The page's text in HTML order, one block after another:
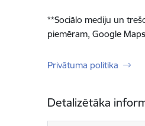
**Sociālo mediju un
piemēram, Google
Privātuma politika
Detalizētāka